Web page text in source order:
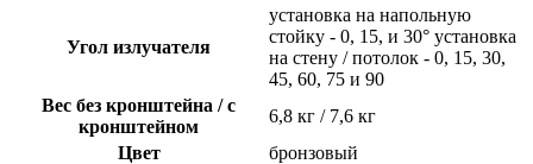
Угол излучателя
установка на напольную
стойку - 0, 15, и 30° установка
на стену / потолок - 0, 15, 30,
45, 60, 75 и 90
Вес без кронштейна / с
кронштейном
6,8 кг / 7,6 кг
Цвет
бронзовый